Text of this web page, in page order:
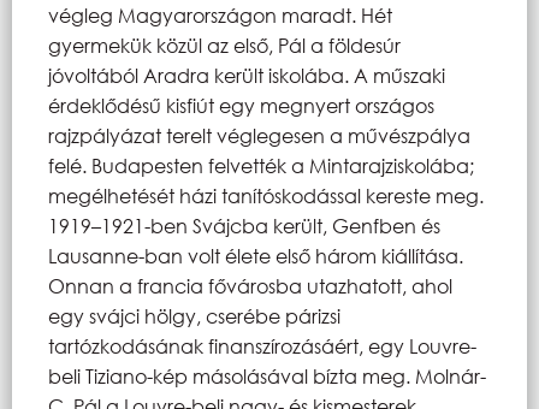
végleg Magyarországon maradt. Hét
gyermekük közül az első, Pál a földesúr
jóvoltából Aradra került iskolába. A műszaki
érdeklődésű kisfiút egy megnyert országos
rajzpályázat terelt véglegesen a művészpálya
felé. Budapesten felvették a Mintarajziskolába;
megélhetését házi tanítóskodással kereste meg.
1919–1921-ben Svájcba került, Genfben és
Lausanne-ban volt élete első három kiállítása.
Onnan a francia fővárosba utazhatott, ahol
egy svájci hölgy, cserébe párizsi
tartózkodásának finanszírozásáért, egy Louvre-
beli Tiziano-kép másolásával bízta meg. Molnár-